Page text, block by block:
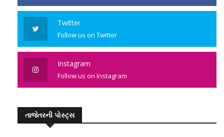
Twitter
Follow us on Twitter
Instagram
Follow us on Instagram
તાજેતરની પોસ્ટ્સ